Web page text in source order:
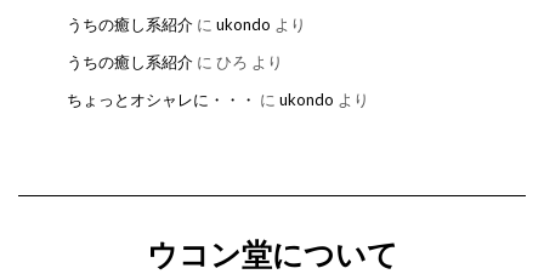
うちの癒し系紹介 に ukondo より
うちの癒し系紹介 に ひろ より
ちょっとオシャレに・・・ に ukondo より
ウコン堂について